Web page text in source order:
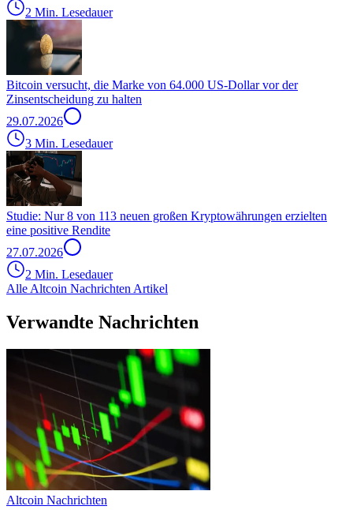
2 Min. Lesedauer
Bitcoin versucht, die Marke von 64.000 US-Dollar vor der
Zinsentscheidung zu halten
29.07.2026
3 Min. Lesedauer
Studie: Nur 8 von 113 neuen großen Kryptowährungen erzielten
eine positive Rendite
27.07.2026
2 Min. Lesedauer
Alle Altcoin Nachrichten Artikel
Verwandte Nachrichten
Altcoin Nachrichten